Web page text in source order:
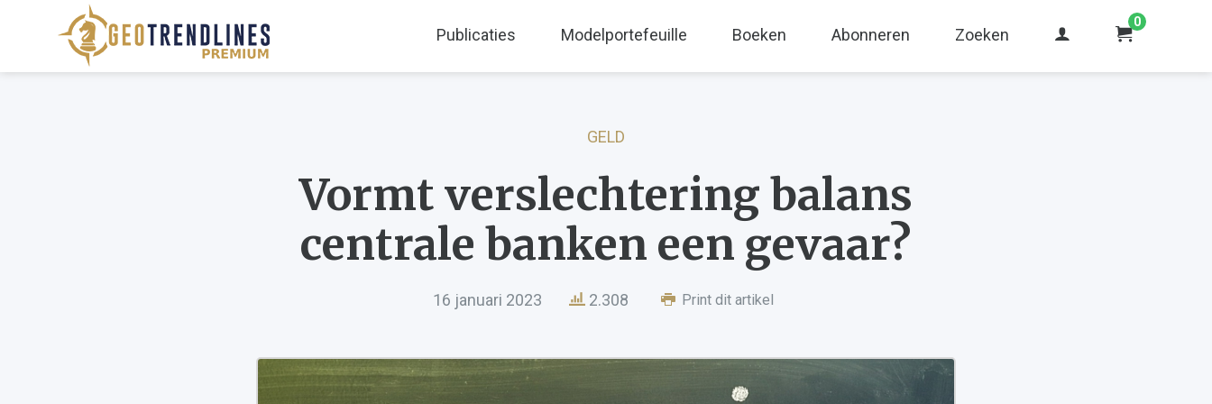
Publicaties Modelportefeuille Boeken Abonneren Zoeken
0
GELD
Vormt verslechtering balans
centrale banken een gevaar?
16 januari 2023 2.308 Print dit artikel